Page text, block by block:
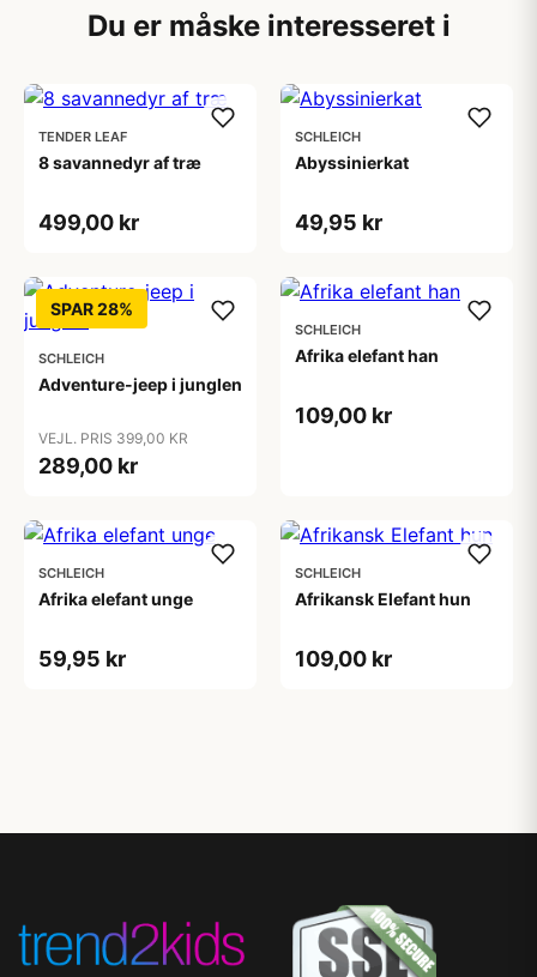
Du er måske interesseret i
TENDER LEAF
8 savannedyr af træ
499,00 kr
SCHLEICH
Abyssinierkat
49,95 kr
SPAR 28%
SCHLEICH
Adventure-jeep i junglen
VEJL. PRIS 399,00 KR
289,00 kr
SCHLEICH
Afrika elefant han
109,00 kr
SCHLEICH
Afrika elefant unge
59,95 kr
SCHLEICH
Afrikansk Elefant hun
109,00 kr